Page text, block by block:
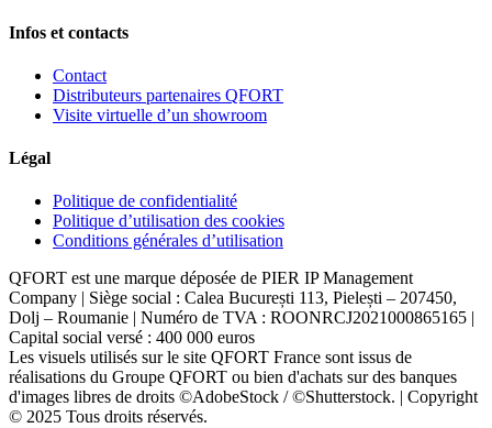
Infos et contacts
Contact
Distributeurs partenaires QFORT
Visite virtuelle d’un showroom
Légal
Politique de confidentialité
Politique d’utilisation des cookies
Conditions générales d’utilisation
QFORT est une marque déposée de PIER IP Management
Company | Siège social : Calea București 113, Pielești – 207450,
Dolj – Roumanie | Numéro de TVA : ROONRCJ2021000865165 |
Capital social versé : 400 000 euros
Les visuels utilisés sur le site QFORT France sont issus de
réalisations du Groupe QFORT ou bien d'achats sur des banques
d'images libres de droits ©AdobeStock / ©Shutterstock. | Copyright
© 2025 Tous droits réservés.